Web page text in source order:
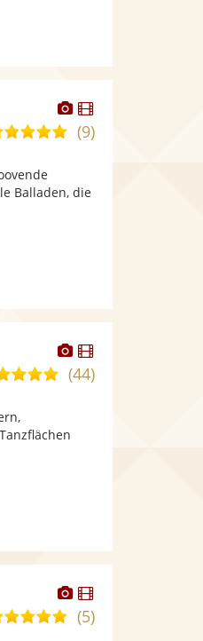
Dieser
Künstler
stellt
bereit.
Dieser
Künstler
5,0
Sternen
(9)
Balladen, die
Dieser
Künstler
stellt
Dieser
Künstler
5,0
Sternen
(44)
Dieser
Künstler
stellt
Dieser
Künstler
5,0(5)